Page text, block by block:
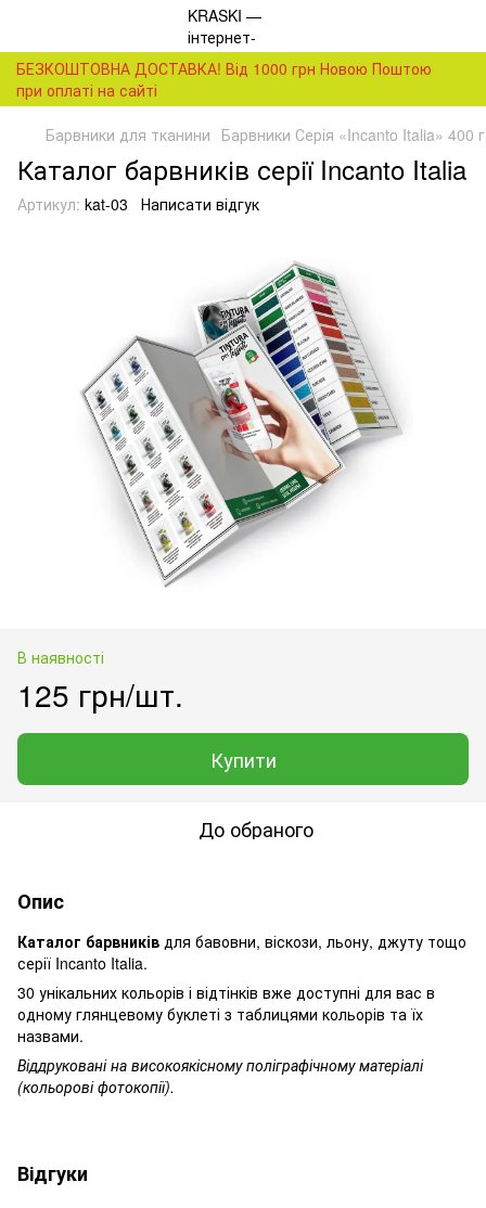
БЕЗКОШТОВНА ДОСТАВКА! Від 1000 грн Новою Поштою
при оплаті на сайті
Барвники для тканини Барвники Серія «Incanto Italia» 400 г
Каталог барвників серії Incanto Italia
Артикул: kat-03 Написати відгук
В наявності
125 грн/шт.
Купити
До обраного
Опис
Каталог барвників для бавовни, віскози, льону, джуту тощо
серії Incanto Italia.
30 унікальних кольорів і відтінків вже доступні для вас в
одному глянцевому буклеті з таблицями кольорів та їх
назвами.
Віддруковані на високоякісному поліграфічному матеріалі
(кольорові фотокопії).
Відгуки